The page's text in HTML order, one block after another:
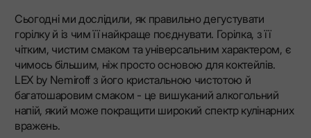
Сьогодні ми дослідили, як правильно дегустувати
горілку й із чим її найкраще поєднувати. Горілка, з її
чітким, чистим смаком та універсальним характером, є
чимось більшим, ніж просто основою для коктейлів.
LEX by Nemiroff з його кристальною чистотою й
багатошаровим смаком - це вишуканий алкогольний
напій, який може покращити широкий спектр кулінарних
вражень.